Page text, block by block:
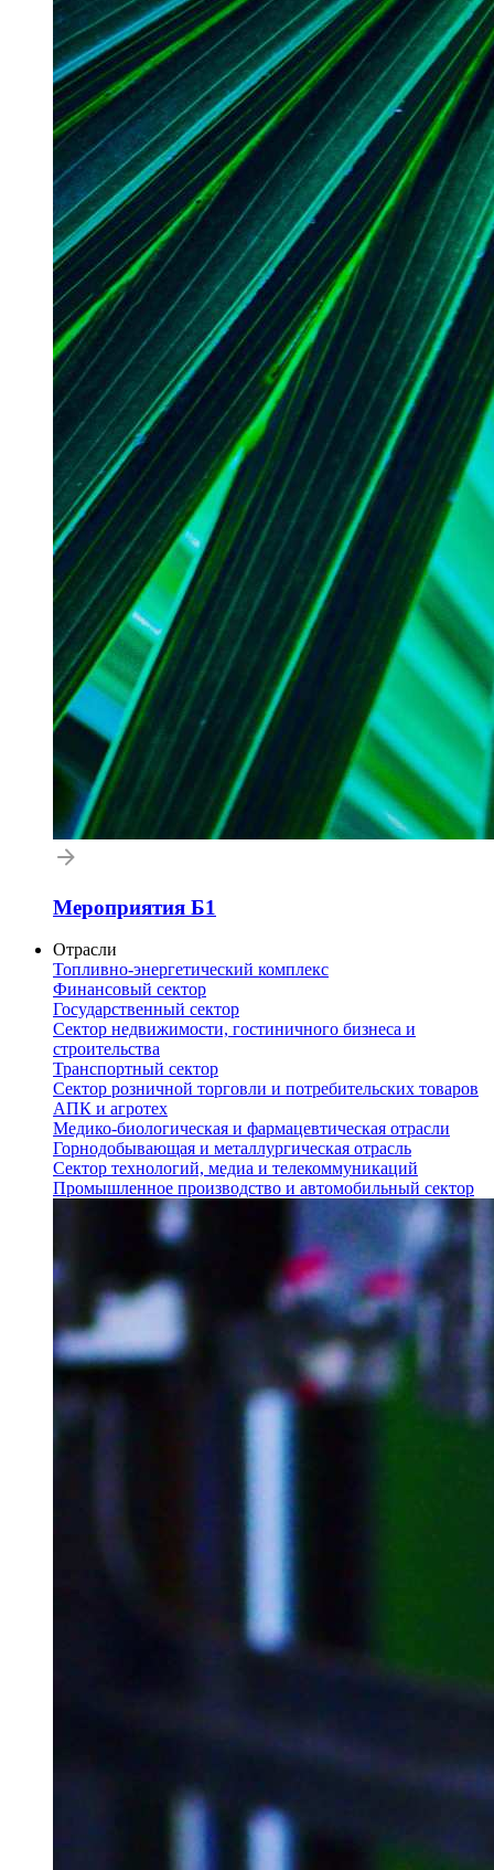
Мероприятия Б1
Отрасли
Топливно-энергетический комплекс
Финансовый сектор
Государственный сектор
Сектор недвижимости, гостиничного бизнеса и
строительства
Транспортный сектор
Сектор розничной торговли и потребительских товаров
АПК и агротех
Медико-биологическая и фармацевтическая отрасли
Горнодобывающая и металлургическая отрасль
Сектор технологий, медиа и телекоммуникаций
Промышленное производство и автомобильный сектор